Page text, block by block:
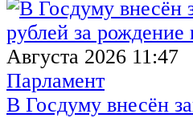
Августа 2026 11:47
Парламент
В Госдуму внесён